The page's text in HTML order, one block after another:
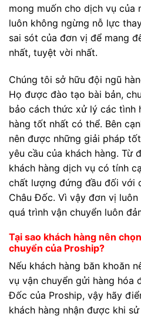
mong muốn cho dịch vụ của
luôn không ngừng nỗ lực
sai sót của đơn vị để mang
nhất, tuyệt vời nhất.
Chúng tôi sở hữu đội ngũ
Họ được đào tạo bài bản,
bảo cách thức xử lý các tình
hàng tốt nhất có thể. Bên
nên được những giải pháp
yêu cầu của khách hàng. Từ
khách hàng dịch vụ có tính
chất lượng đứng đầu đối với
Châu Đốc. Vì vậy đơn vị
quá trình vận chuyển luôn
Tại sao khách hàng nên
chuyển của Proship?
Nếu khách hàng băn khoăn
vụ vận chuyển gửi hàng hóa
Đốc của Proship, vậy hãy
khách hàng nhận được khi